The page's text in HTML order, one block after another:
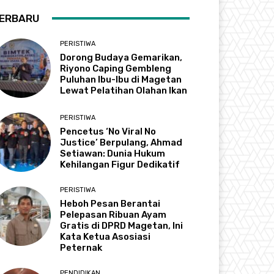
PERISTIWA
Dorong Budaya Gemarikan,
Riyono Caping Gembleng
Puluhan Ibu-Ibu di Magetan
Lewat Pelatihan Olahan Ikan
PERISTIWA
Pencetus ‘No Viral No
Justice’ Berpulang, Ahmad
Setiawan: Dunia Hukum
Kehilangan Figur Dedikatif
PERISTIWA
Heboh Pesan Berantai
Pelepasan Ribuan Ayam
Gratis di DPRD Magetan, Ini
Kata Ketua Asosiasi
Peternak